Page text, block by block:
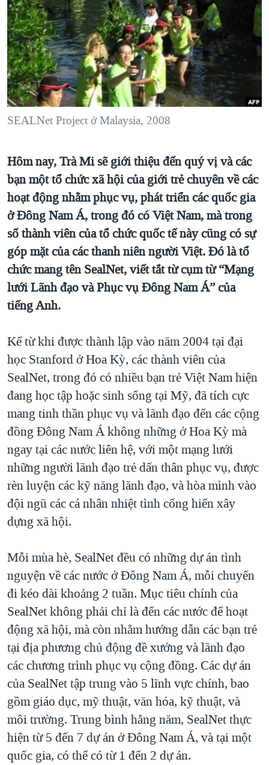
"Tìm"NGƯỜI VIỆT HẢI NGOẠI
ĐỜI SỐNG
KINH TẾ
KHOA HỌC
SỨC KHOẺ
VĂN HOÁ
GIÁO DỤC
TẠI
HÀNH TRÌNH BẦU CỬ 2024
MỘT NĂM CHIẾN TRANH TẠI DẢI GAZA
GIẢI MÃ VÀNH ĐAI & CON ĐƯỜNG
NGÀY TỊ NẠN THẾ GIỚI
CHI PHÍ CHIẾN TRANH AFGHANISTAN
CÁC GIÁ TRỊ CỘNG HÒA Ở VIỆT NAM
THƯỢNG ĐỈNH TRUMP-KIM TẠI VIỆT NAM
TRỊNH VĨNH BÌNH VS. CHÍNH PHỦ VIỆT NAM
NGƯ DÂN VIỆT VÀ LÀN SÓNG TRỘM HẢI SÂM
BÊN KIA QUỐC LỘ: TIẾNG VỌNG TỪ NÔNG THÔN MỸ
QUAN HỆ VIỆT MỸ
VIDEO
NGHE
MẠNG XÃ HỘI
Ngôn ngữ khác
SEALNet Project ở Malaysia, 2008
Hôm nay, Trà Mi sẽ giới thiệu đến quý vị và các
bạn một tổ chức xã hội của giới trẻ chuyên về các
hoạt động nhằm phục vụ, phát triển các quốc gia
ở Đông Nam Á, trong đó có Việt Nam, mà trong
số thành viên của tổ chức quốc tế này cũng có sự
góp mặt của các thanh niên người Việt. Đó là tổ
chức mang tên SealNet, viết tắt từ cụm từ “Mạng
lưới Lãnh đạo và Phục vụ Đông Nam Á” của
tiếng Anh.
Kể từ khi được thành lập vào năm 2004 tại đại
học Stanford ở Hoa Kỳ, các thành viên của
SealNet, trong đó có nhiều bạn trẻ Việt Nam hiện
đang học tập hoặc sinh sống tại Mỹ, đã tích cực
mang tinh thần phục vụ và lãnh đạo đến các cộng
đồng Đông Nam Á không những ở Hoa Kỳ mà
ngay tại các nước liên hệ, với một mạng lưới
những người lãnh đạo trẻ dấn thân phục vụ, được
rèn luyện các kỹ năng lãnh đạo, và hòa mình vào
đội ngũ các cá nhân nhiệt tình cống hiến xây
dựng xã hội.
Mỗi mùa hè, SealNet đều có những dự án tình
nguyện về các nước ở Đông Nam Á, mỗi chuyến
đi kéo dài khoảng 2 tuần. Mục tiêu chính của
SealNet không phải chỉ là đến các nước để hoạt
động xã hội, mà còn nhằm hướng dẫn các bạn trẻ
tại địa phương chủ động đề xướng và lãnh đạo
các chương trình phục vụ cộng đồng. Các dự án
của SealNet tập trung vào 5 lĩnh vực chính, bao
gồm giáo dục, mỹ thuật, văn hóa, kỹ thuật, và
môi trường. Trung bình hằng năm, SealNet thực
hiện từ 5 đến 7 dự án ở Đông Nam Á, và tại một
quốc gia, có thể có từ 1 đến 2 dự án.